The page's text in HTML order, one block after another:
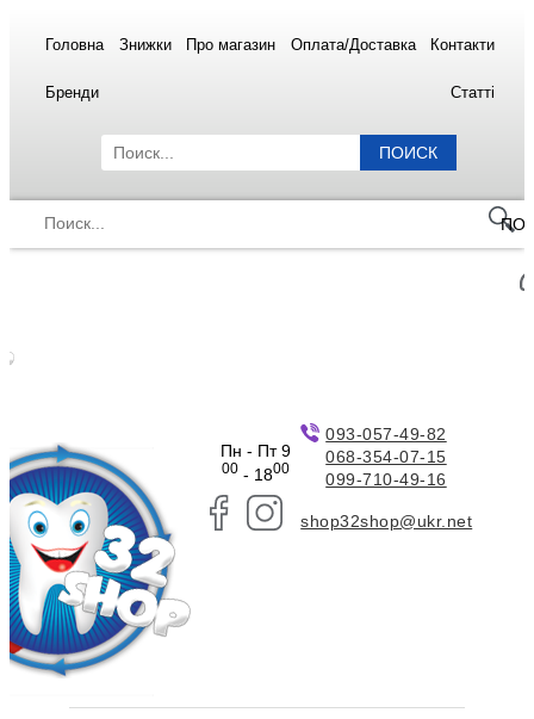
Головна Знижки Про магазин Оплата/Доставка Контакти
Бренди Статті
ПОИСК
Пн - Пт 9
00- 1800
093-057-49-82
068-354-07-15
099-710-49-16
shop32shop@ukr.net